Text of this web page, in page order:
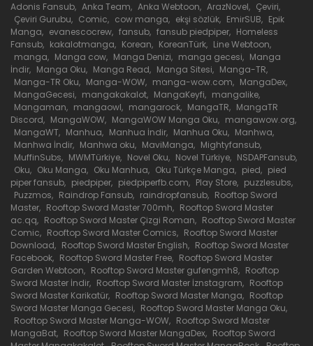
Bölüm 74
2 Mart 2022
Bölüm 73
2 Mart 2022
Bölüm 72
2 Mart 2022
Bölüm 71
24 Ekim 2021
Bölüm 70
24 Ekim 2021
Bölüm 69
7 Temmuz 2021
Adonis Fansub, Anka Team, Anka Webtoon, ArazNovel, Çeviri,
Çeviri Gurubu, Comic, cow manga, ekşi sözlük, EmirSUB, Epik
Manga, evanescocrew, fansub, fansub piedpiper, Homeless
Fansub, kakalotmanga, Korean, KoreanTürk, Line Webtoon,
manga, Manga cow, Manga Denizi, manga gecesi, Manga
İndir, Manga Oku, Manga Read, Manga Sitesi, Manga-TR,
Manga-TR Oku, Manga-WOW, manga-wow.com, MangaDex,
MangaGecesi, mangakakalot, MangaKeyfi, mangalike,
Mangaman, mangaowl, mangarock, MangaTR, MangaTR
Discord, MangaWOW, MangaWOW Manga Oku, mangawow.org,
MangaWT, Manhua, Manhua İndir, Manhua Oku, Manhwa,
Manhwa İndir, Manhwa oku, MaviManga, Mightyfansub,
MuffinSubs, MWMTürkiye, Novel Oku, Novel Türkiye, NSDAPFansub,
Oku, Oku Manga, Oku Manhua, Oku Türkçe Manga, pied, pied
piper fansub, piedpiper, piedpiperfb.com, Play Store, puzzlesubs,
Puzzmos, Raindrop Fansub, raindropfansub, Rooftop Sword
Master, Rooftop Sword Master 700mh, Rooftop Sword Master
ac.qq, Rooftop Sword Master Çizgi Roman, Rooftop Sword Master
Comic, Rooftop Sword Master Comics, Rooftop Sword Master
Download, Rooftop Sword Master English, Rooftop Sword Master
Facebook, Rooftop Sword Master Free, Rooftop Sword Master
Garden Webtoon, Rooftop Sword Master gufengmh8, Rooftop
Sword Master İndir, Rooftop Sword Master İznstagram, Rooftop
Sword Master Karikatür, Rooftop Sword Master Manga, Rooftop
Sword Master Manga Gecesi, Rooftop Sword Master Manga Oku,
Rooftop Sword Master Manga-WOW, Rooftop Sword Master
MangaBat, Rooftop Sword Master MangaDex, Rooftop Sword